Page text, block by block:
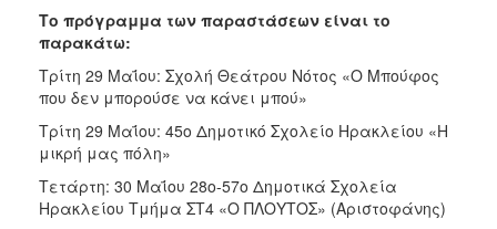
Το πρόγραμμα των παραστάσεων είναι το
παρακάτω:
Τρίτη 29 Μαΐου: Σχολή Θεάτρου Νότος «Ο Μπούφος
που δεν μπορούσε να κάνει μπού»
Τρίτη 29 Μαΐου: 45ο Δημοτικό Σχολείο Ηρακλείου «Η
μικρή μας πόλη»
Τετάρτη: 30 Μαΐου 28o-57o Δημοτικά Σχολεία
Ηρακλείου Τμήμα ΣΤ4 «Ο ΠΛΟΥΤΟΣ» (Αριστοφάνης)